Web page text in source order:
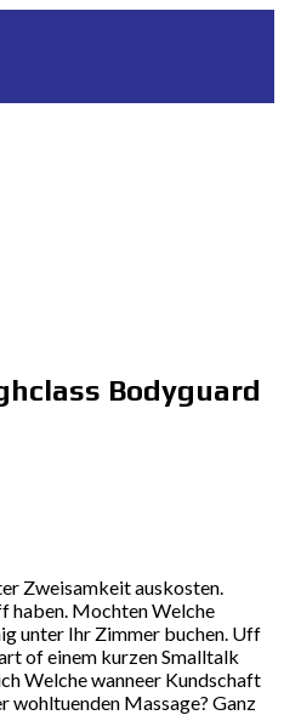
Bodyguard
Zweisamkeit auskosten.
haben. Mochten Welche
unter Ihr Zimmer buchen. Uff
of einem kurzen Smalltalk
Welche wanneer Kundschaft
wohltuenden Massage? Ganz